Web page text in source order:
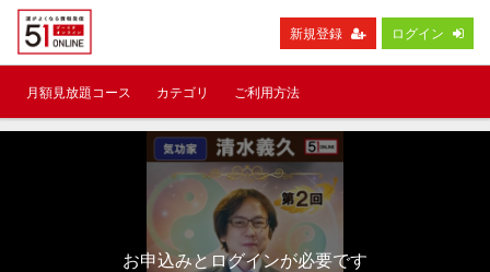
新規登録 ログイン
月額見放題コース カテゴリ ご利用方法
お申込みとログインが必要です